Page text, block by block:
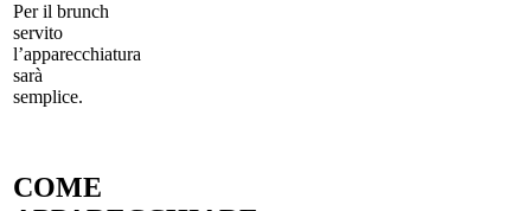
Per il brunch
servito
l’apparecchiatura
sarà
semplice.
COME